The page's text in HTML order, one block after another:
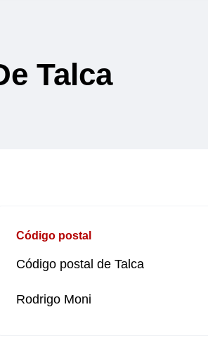
Talca
Código postal
Código postal de Talca
Rodrigo Moni